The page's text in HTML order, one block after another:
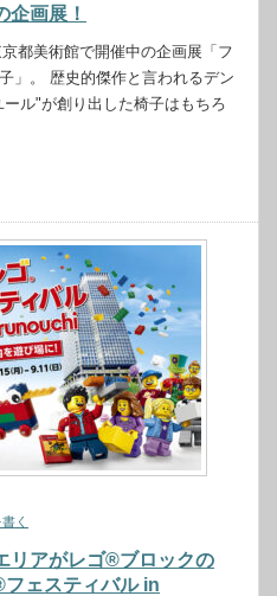
企画展！
都美術館で開催中の企画展「フ
」。 歴史的傑作と言われるデン
ル"が創り出した椅子はもちろ
く
リアがレゴ®ブロックの
ェスティバル in